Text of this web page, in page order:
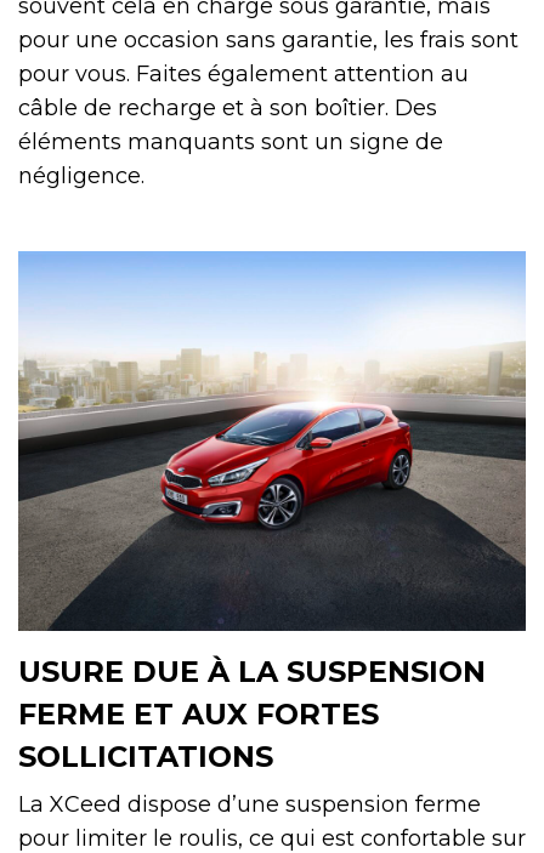
souvent cela en charge sous garantie, mais
pour une occasion sans garantie, les frais sont
pour vous. Faites également attention au
câble de recharge et à son boîtier. Des
éléments manquants sont un signe de
négligence.
USURE DUE À LA SUSPENSION
FERME ET AUX FORTES
SOLLICITATIONS
La XCeed dispose d’une suspension ferme
pour limiter le roulis, ce qui est confortable sur